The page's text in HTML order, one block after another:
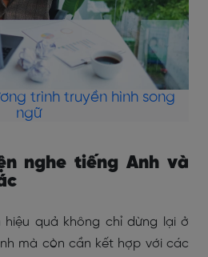
trình truyền hình song
ngữ
nghe tiếng Anh và
hiệu quả không chỉ dừng lại ở
mà còn cần kết hợp với các